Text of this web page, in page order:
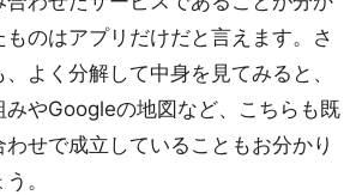
ものはアプリだけだと言えます。さ
よく分解して中身を見てみると、
みやGoogleの地図など、こちらも既
せで成立していることもお分かり
。